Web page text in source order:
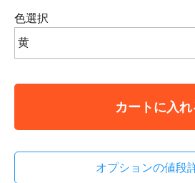
色選択
カートに入れ
オプションの値段